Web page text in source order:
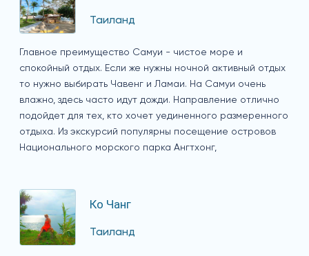
Таиланд
Главное преимущество Самуи - чистое море и
спокойный отдых. Если же нужны ночной активный отдых
то нужно выбирать Чавенг и Ламаи. На Самуи очень
влажно, здесь часто идут дожди. Направление отлично
подойдет для тех, кто хочет уединенного размеренного
отдыха. Из экскурсий популярны посещение островов
Национального морского парка Ангтхонг,
Ко Чанг
Таиланд